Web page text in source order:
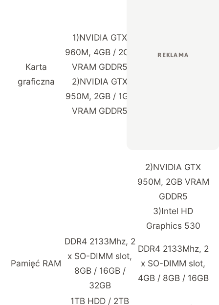
Karta
graficzna
1)NVIDIA GTX
960M, 4GB / 2GB
VRAM GDDR5
2)NVIDIA GTX
950M, 2GB / 1GB
VRAM GDDR5
2)NVIDIA GTX
950M, 2GB VRAM
GDDR5
3)Intel HD
Graphics 530
Pamięć RAM
DDR4 2133Mhz, 2
x SO-DIMM slot,
8GB / 16GB /
32GB
DDR4 2133Mhz, 2
x SO-DIMM slot,
4GB / 8GB / 16GB
1TB HDD / 2TB